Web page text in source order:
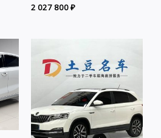
2 027 800₽